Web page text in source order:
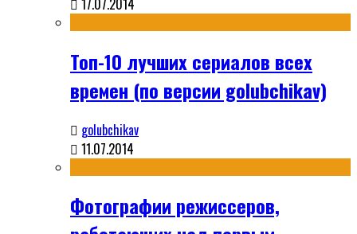
Топ-10 лучших сериалов всех
времен (по версии golubchikav)
golubchikav
11.07.2014
Фотографии режиссеров,